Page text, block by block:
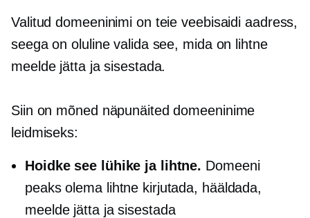
Valitud domeeninimi on teie veebisaidi aadress,
seega on oluline valida see, mida on lihtne
meelde jätta ja sisestada.
Siin on mõned näpunäited domeeninime
leidmiseks:
Hoidke see lühike ja lihtne. Domeeni
peaks olema lihtne kirjutada, hääldada,
meelde jätta ja sisestada